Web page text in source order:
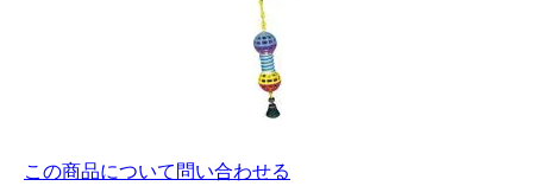
この商品について問い合わせる